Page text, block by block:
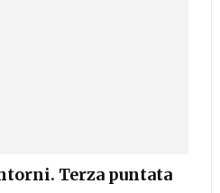
Terza puntata